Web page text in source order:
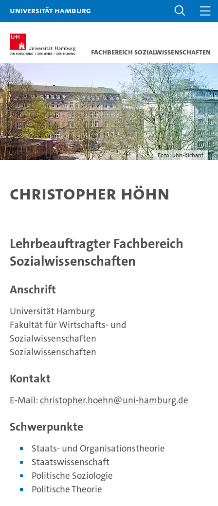
Universität Hamburg
Fachbereich Sozialwissenschaften
Foto: uhh-dichant
Christopher Höhn
Lehrbeauftragter Fachbereich
Sozialwissenschaften
Anschrift
Universität Hamburg
Fakultät für Wirtschafts- und
Sozialwissenschaften
Sozialwissenschaften
Kontakt
E-Mail: christopher.hoehn uni-hamburg.de
Schwerpunkte
Staats- und Organisationstheorie
Staatswissenschaft
Politische Soziologie
Politische Theorie